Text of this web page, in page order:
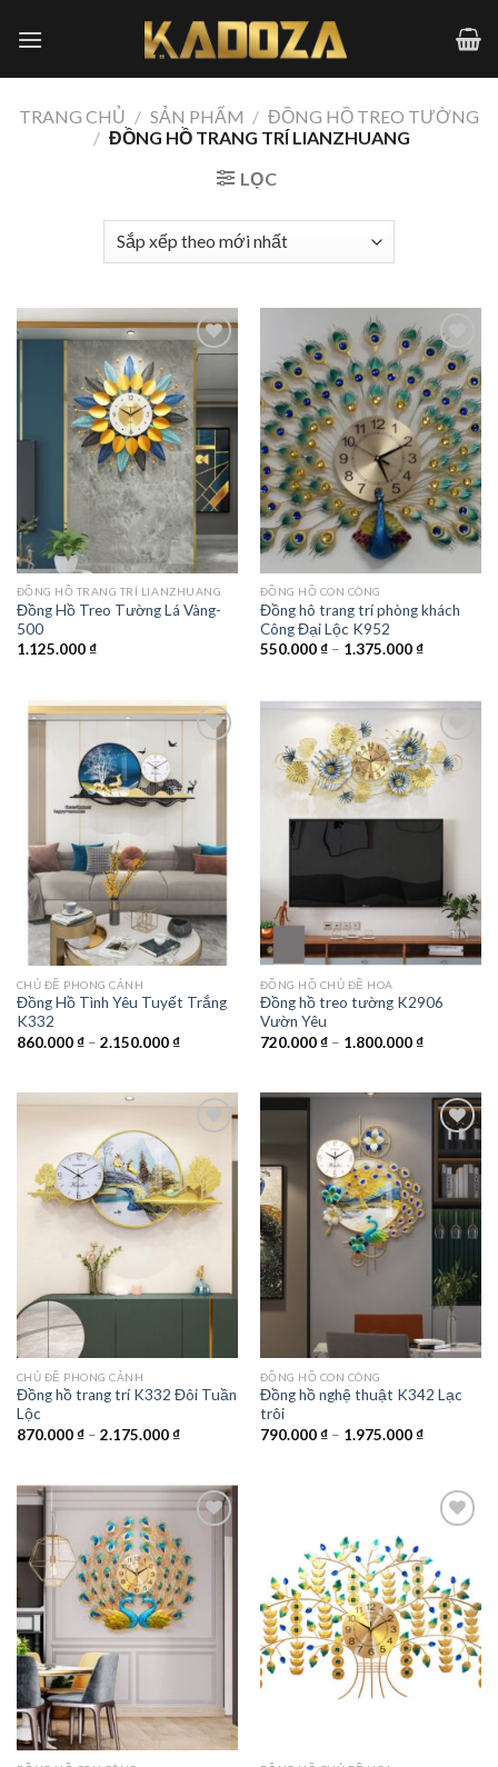
TRANG CHỦ / SẢN PHẨM / ĐỒNG HỒ TREO TƯỜNG
/ ĐỒNG HỒ TRANG TRÍ LIANZHUANG
LỌC
Add to
wishlist
ĐỒNG HỒ TRANG TRÍ LIANZHUANG
Đồng Hồ Treo Tường Lá Vàng-
500
1.125.000₫
Add to
wishlist
ĐỒNG HỒ CON CÔNG
Đồng hô trang trí phòng khách
Công Đại Lộc K952
550.000₫ – 1.375.000₫Khoảng
đến
1.375.000
Add to
CHỦ ĐỀ PHONG CẢNH
Đồng Hồ Tình Yêu Tuyết Trắng
K332
860.000₫ – 2.150.000₫Khoảng
đến
2.150.000 ₫
ĐỒNG HỒ CHỦ ĐỀ HOA
Đồng hồ treo tường K2906
Vườn Yêu
720.000₫ – 1.800.000₫Khoảng
đến
1.800.000
Add to
wishlist
CHỦ ĐỀ PHONG CẢNH
Đồng hồ trang trí K332 Đôi Tuần
Lộc
870.000₫ – 2.175.000₫Khoảng
đến
2.175.000 ₫
Add to
wishlist
ĐỒNG HỒ CON CÔNG
Đồng hồ nghệ thuật K342 Lạc
trôi
790.000₫ – 1.975.000₫Khoảng
đến
1.975.000
Add to
wishlist
Add to
wishlist